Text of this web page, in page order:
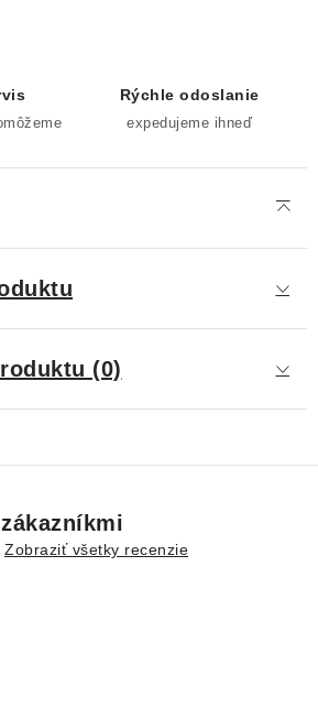
Rýchle odoslanie
expedujeme ihneď
(0)
Zobraziť všetky recenzie